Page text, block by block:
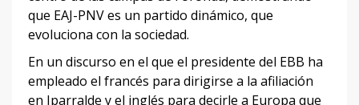
que EAJ-PNV es un partido dinámico, que
evoluciona con la sociedad.
En un discurso en el que el presidente del EBB ha
empleado el francés para dirigirse a la afiliación
en Iparralde y el inglés para decirle a Europa que